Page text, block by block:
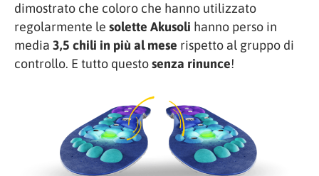
dimostrato che coloro che hanno utilizzato
regolarmente le solette Akusoli hanno perso in
media 3,5 chili in più al mese rispetto al gruppo di
controllo. E tutto questosenza rinunce!